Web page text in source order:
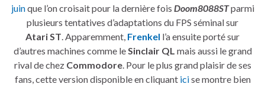
juinque l’on croisait pour la dernière fois Doom8088STparmi
plusieurs tentatives d’adaptations du FPS séminal sur
Atari ST. Apparemment, Frenkel l’a ensuite porté sur
d’autres machines comme leSinclair QL mais aussi le grand
rival de chez Commodore. Pour le plus grand plaisir de ses
fans, cette version disponible en cliquant icise montre bien